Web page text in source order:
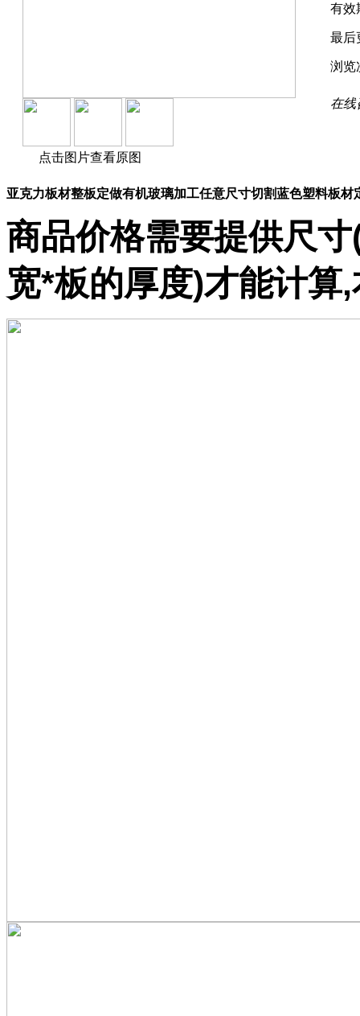
点击图片查看原图
有效
最后
浏览
在线
亚克力板材整板定做有机玻璃加工任意尺寸切割蓝色塑料板材
商品价格需要提供尺
宽*板的厚度)才能计算